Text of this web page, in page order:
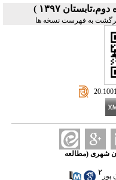
به فهرست نسخه ها
شهری (مطالعه
پور ۲